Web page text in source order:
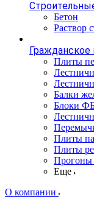
Бетон
Раствор
Плиты
Балки
Блоки
Плиты
Плиты
Прогоны
Еще
О компании